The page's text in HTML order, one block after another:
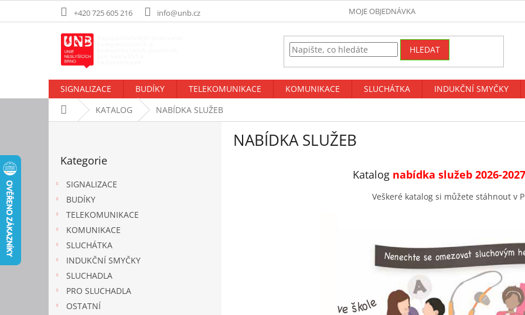
+420 725 605 216 info@unb.cz MOJE OBJEDNÁVKA
HLEDAT
SIGNALIZACE BUDÍKY TELEKOMUNIKACE KOMUNIKACE SLUCHÁTKA
INDUKČNÍ SMYČKY
Domů KATALOG NABÍDKA SLUŽEB
kategorie
Kategorie
SIGNALIZACE
BUDÍKY
TELEKOMUNIKACE
KOMUNIKACE
SLUCHÁTKA
INDUKČNÍ SMYČKY
SLUCHADLA
PRO SLUCHADLA
OSTATNÍ
NABÍDKA SLUŽEB
Katalog nabídka služeb 2026-2027
Veškeré katalog si můžete stáhnout v